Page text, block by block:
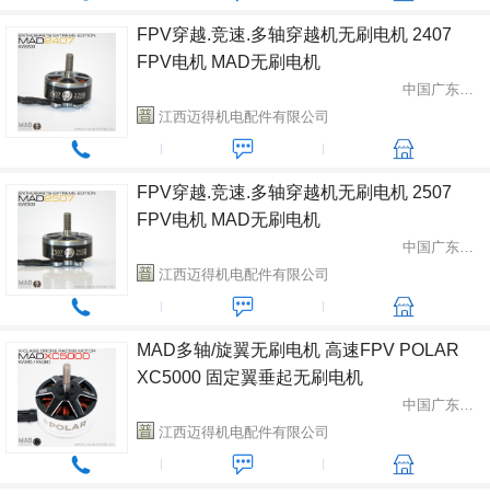
FPV穿越.竞速.多轴穿越机无刷电机 2407
FPV电机 MAD无刷电机
中国广东省中山市
江西迈得机电配件有限公司
FPV穿越.竞速.多轴穿越机无刷电机 2507
FPV电机 MAD无刷电机
中国广东省中山市
江西迈得机电配件有限公司
MAD多轴/旋翼无刷电机 高速FPV POLAR
XC5000 固定翼垂起无刷电机
中国广东省中山市
江西迈得机电配件有限公司